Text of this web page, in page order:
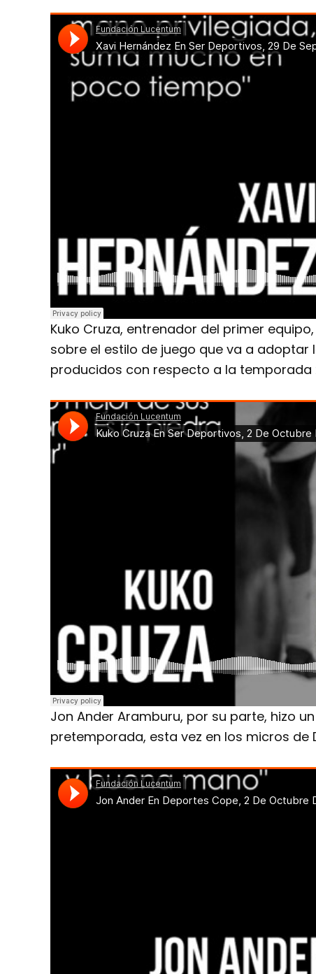
Kuko Cruza, entrenador del primer
sobre el estilo de juego que va a
producidos con respecto a la temporada
Jon Ander Aramburu, por su parte, hizo
pretemporada, esta vez en los micros de